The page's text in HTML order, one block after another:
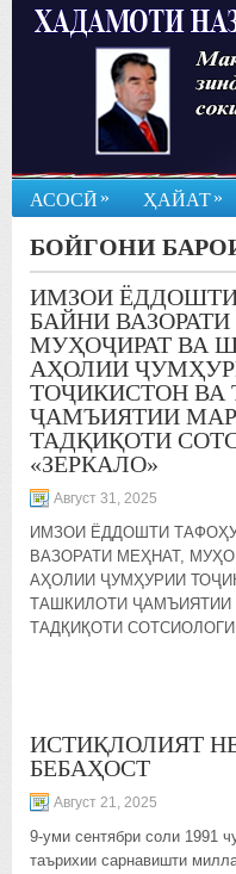
АСОСӢ » ҲАЙАТ»
БОЙГОНИ
ИМЗОИ
БАЙНИ
МУҲОҶИРАТ ВА
АҲОЛИИ
ТОҶИКИСТОН
ҶАМЪИЯТИИ
ТАДҚИҚОТИ
«ЗЕРКАЛО»
Август 31, 2025
ИМЗОИ ЁДДОШТИ
ВАЗОРАТИ МЕҲНАТ,
АҲОЛИИ ҶУМҲУРИИ
ТАШКИЛОТИ ҶАМЪИЯТИИ
ТАДҚИҚОТИ
ИСТИҚЛОЛИЯТ
БЕБАҲОСТ
Август 21, 2025
9-уми сентябри соли 1991
таърихии сарнавишти